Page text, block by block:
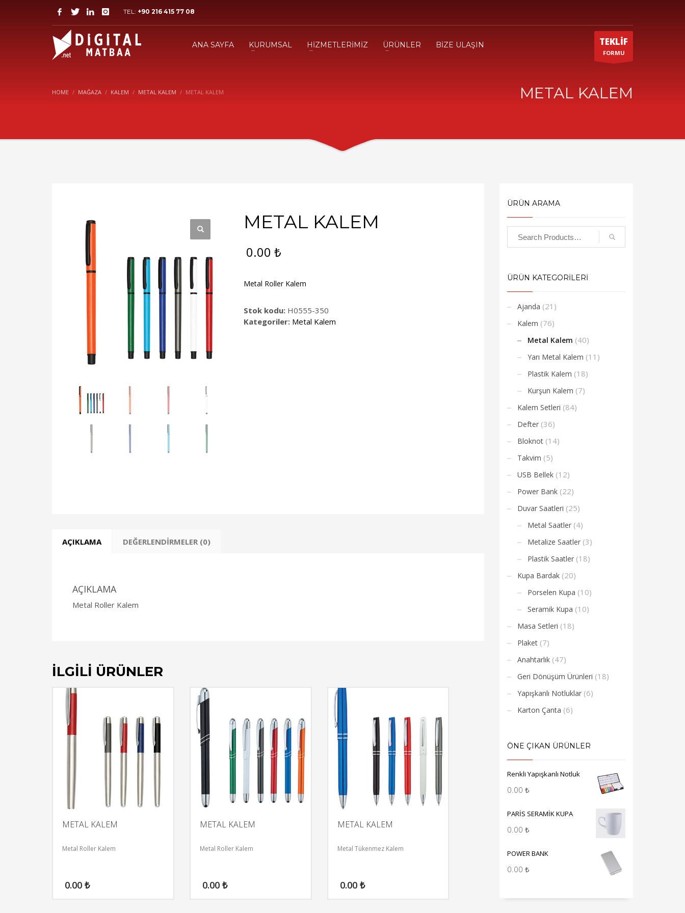
TEL: +90 216 415 77 08
ANA SAYFA KURUMSAL HİZMETLERİMİZ ÜRÜNLER BİZE ULAŞIN TEKLİF
FORMU
HOME MAĞAZA KALEM METAL KALEM METAL KALEM METAL KALEM
METAL KALEM
0.00₺
Metal Roller Kalem
Stok kodu: H0555-350
Kategoriler: Metal Kalem
AÇIKLAMA DEĞERLENDIRMELER (0)
AÇIKLAMA
Metal Roller Kalem
İLGILI ÜRÜNLER
METAL KALEM
Metal Roller Kalem
0.00 ₺
METAL KALEM
Metal Roller Kalem
0.00 ₺
METAL KALEM
Metal Tükenmez Kalem
0.00 ₺
ÜRÜN ARAMA
ÜRÜN KATEGORİLERİ
Ajanda (21)
Kalem (76)
Metal Kalem (40)
Yarı Metal Kalem (11)
Plastik Kalem (18)
Kurşun Kalem (7)
Kalem Setleri (84)
Defter (36)
Bloknot (14)
Takvim (5)
USB Bellek (12)
Power Bank (22)
Duvar Saatleri (25)
Metal Saatler (4)
Metalize Saatler (3)
Plastik Saatler (18)
Kupa Bardak (20)
Porselen Kupa (10)
Seramik Kupa (10)
Masa Setleri (18)
Plaket (7)
Anahtarlık (47)
Geri Dönüşüm Ürünleri (18)
Yapışkanlı Notluklar (6)
Karton Çanta (6)
ÖNE ÇIKAN ÜRÜNLER
Renkli Yapışkanlı Notluk
0.00 ₺
PARİS SERAMİK KUPA
0.00 ₺
POWER BANK
0.00 ₺